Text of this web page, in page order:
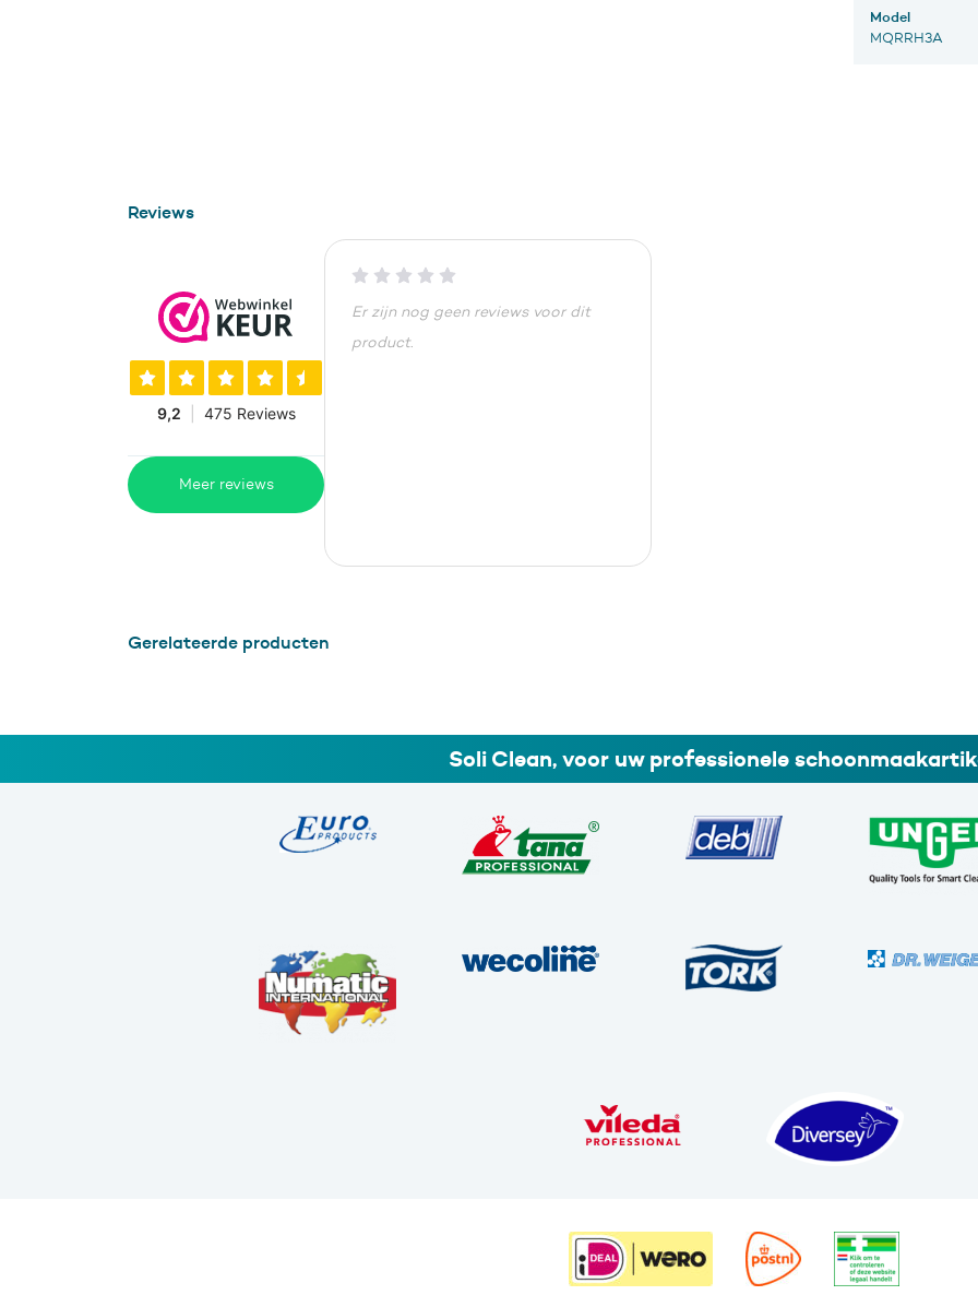
Model
MQRRH3A
Reviews
Meer reviews
Er zijn nog geen reviews voor dit
product.
Gerelateerde producten
Soli Clean, voor uw professionele